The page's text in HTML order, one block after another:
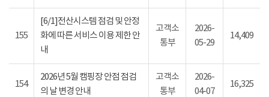
155
[6/1]전산시스템 점검 및 안정
화에 따른 서비스 이용 제한 안
내
고객소
통부
2026-
05-29
14,409
154
2026년 5월 캠핑장 안점 점검
의 날 변경 안내
고객소
통부
2026-
04-07
16,325